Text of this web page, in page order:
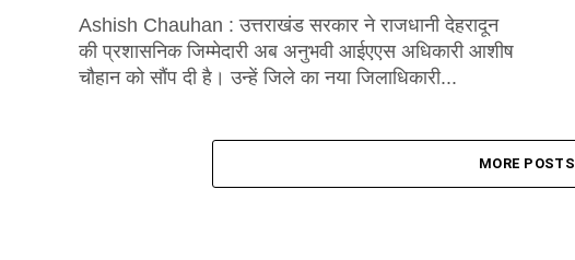
Ashish Chauhan : उत्तराखंड सरकार ने राजधानी देहरादून
की प्रशासनिक जिम्मेदारी अब अनुभवी आईएएस अधिकारी आशीष
चौहान को सौंप दी है। उन्हें जिले का नया जिलाधिकारी...
MORE POSTS